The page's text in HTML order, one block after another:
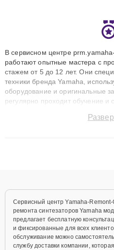
В сервисном центре
работают опытные мастера с
стажем от 5 до 12 лет. Они
техники бренда Yamaha,
оборудование и оригинальные
регулярно проходит обучение и
технику с сохранением
Сервисный центр Yamaha-
ремонта синтезаторов Yamaha
предлагает бесплатную
и фиксированные для всех
обслуживание можно
службу доставки компании,